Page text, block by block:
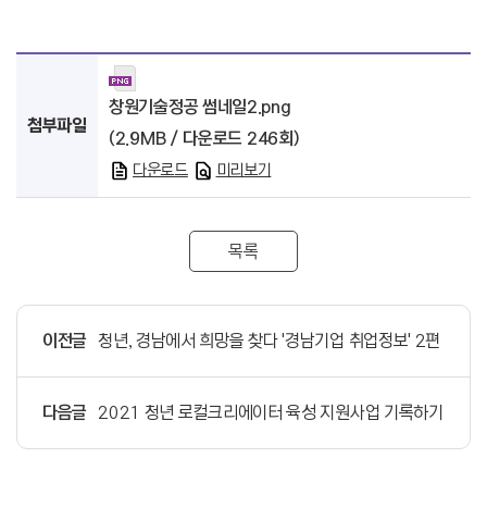
첨부파일
창원기술정공 썸네일2.png
(2.9MB / 다운로드 246회)
다운로드 미리보기
목록
이전글 청년, 경남에서 희망을 찾다 '경남기업 취업정보' 2편
다음글 2021 청년 로컬크리에이터 육성 지원사업 기록하기